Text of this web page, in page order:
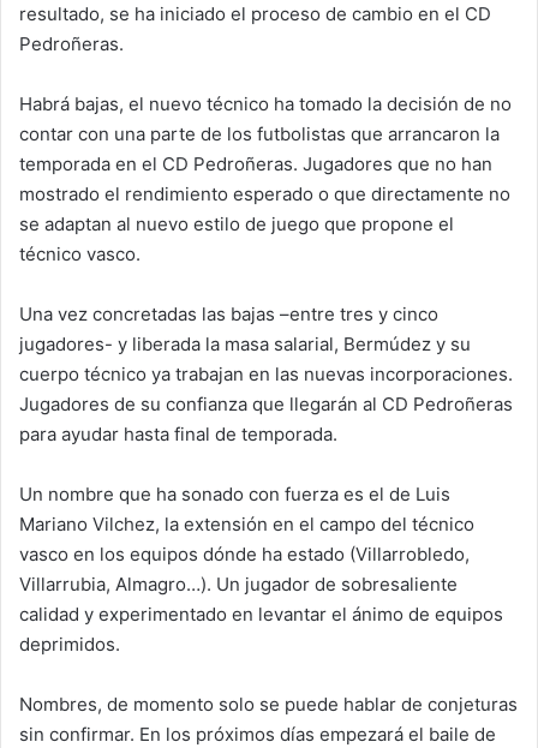
resultado, se ha iniciado el proceso de cambio en el CD
Pedroñeras.
Habrá bajas, el nuevo técnico ha tomado la decisión de no
contar con una parte de los futbolistas que arrancaron la
temporada en el CD Pedroñeras. Jugadores que no han
mostrado el rendimiento esperado o que directamente no
se adaptan al nuevo estilo de juego que propone el
técnico vasco.
Una vez concretadas las bajas –entre tres y cinco
jugadores- y liberada la masa salarial, Bermúdez y su
cuerpo técnico ya trabajan en las nuevas incorporaciones.
Jugadores de su confianza que llegarán al CD Pedroñeras
para ayudar hasta final de temporada.
Un nombre que ha sonado con fuerza es el de Luis
Mariano Vilchez, la extensión en el campo del técnico
vasco en los equipos dónde ha estado (Villarrobledo,
Villarrubia, Almagro…). Un jugador de sobresaliente
calidad y experimentado en levantar el ánimo de equipos
deprimidos.
Nombres, de momento solo se puede hablar de conjeturas
sin confirmar. En los próximos días empezará el baile de